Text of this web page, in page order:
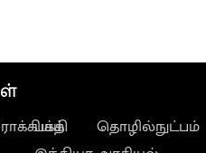
பக்தி
தொழில்நுட்பம்